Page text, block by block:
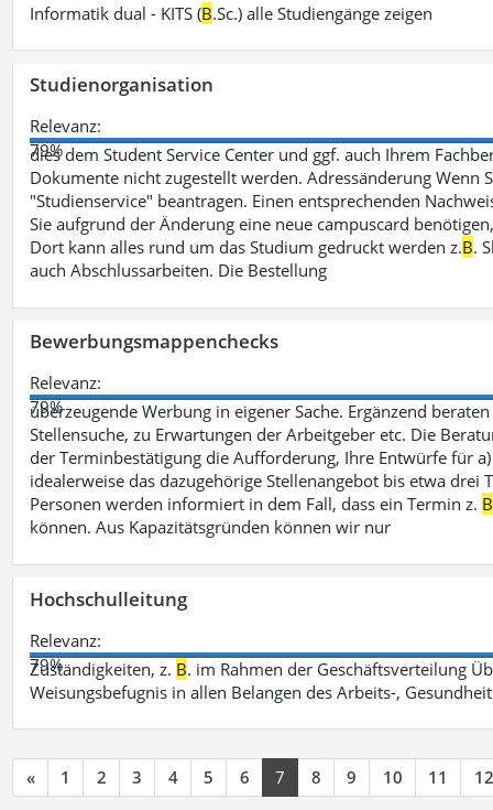
Informatik dual - KITS (B.Sc.) alle Studiengänge zeigen
Studienorganisation
Relevanz:
79%
dies dem Student Service Center und ggf. auch Ihrem
Dokumente nicht zugestellt werden. Adressänderung Wenn
"Studienservice" beantragen. Einen entsprechenden
Sie aufgrund der Änderung eine neue campuscard
Dort kann alles rund um das Studium gedruckt werden z.B.
auch Abschlussarbeiten. Die Bestellung
Bewerbungsmappenchecks
Relevanz:
79%
überzeugende Werbung in eigener Sache. Ergänzend
Stellensuche, zu Erwartungen der Arbeitgeber etc. Die
der Terminbestätigung die Aufforderung, Ihre Entwürfe für
idealerweise das dazugehörige Stellenangebot bis etwa
Personen werden informiert in dem Fall, dass ein Termin z. B
können. Aus Kapazitätsgründen können wir nur
Hochschulleitung
Relevanz:
79%
Zuständigkeiten, z. B. im Rahmen der Geschäftsverteilung
Weisungsbefugnis in allen Belangen des Arbeits-,
« 1 2 3 4 5 6 7 8 9 10 11 12